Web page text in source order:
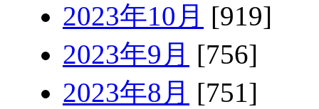
2023年10月 [919]
2023年9月 [756]
2023年8月 [751]